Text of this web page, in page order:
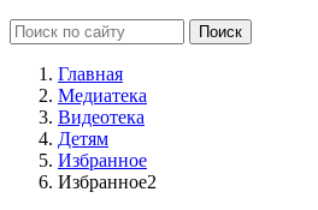
Главная
Медиатека
Видеотека
Детям
Избранное
Избранное2